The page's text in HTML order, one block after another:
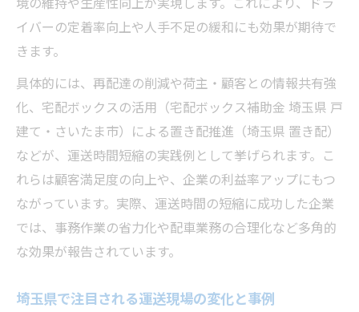
置き配導入による埼玉県運送の新しい形
埼玉県で広がる置き配が運送時間短縮に寄
与
置き配と運送の新たな現場運用ポイント紹
介
運送現場で進む置き配導入の実際と効果
運送の新常識となる置き配のメリットを検
証
運送の最新効率化施策でドライバー負担を
イバーの定着率向上や人手不足の緩和にも効果が期待で
きます。
具体的には、再配達の削減や荷主・顧客との情報共有強
化、宅配ボックスの活用（宅配ボックス補助金 埼玉県 戸
建て・さいたま市）による置き配推進（埼玉県 置き配）
などが、運送時間短縮の実践例として挙げられます。こ
れらは顧客満足度の向上や、企業の利益率アップにもつ
ながっています。実際、運送時間の短縮に成功した企業
では、事務作業の省力化や配車業務の合理化など多角的
な効果が報告されています。
埼玉県で注目される運送現場の変化と事例